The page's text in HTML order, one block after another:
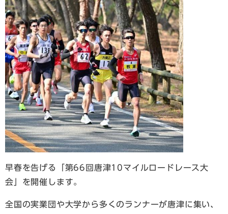
早春を告げる「第66回唐津10マイルロードレース大
会」を開催します。
全国の実業団や大学から多くのランナーが唐津に集い、